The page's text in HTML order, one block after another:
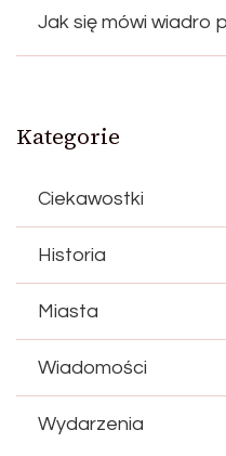
Jak się mówi wiadro
Kategorie
Ciekawostki
Historia
Miasta
Wiadomości
Wydarzenia